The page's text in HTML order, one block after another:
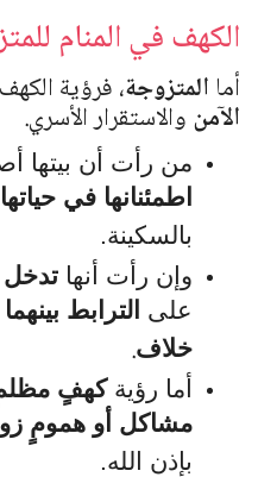
الكهف في المنام
أماالمتزوجة، فرؤية
الآمنوالاستقرار الأسري.
من رأت أن بيتها
اطمئنانها في
بالسكينة.
وإن رأت أنها تدخل
على الترابط
خلاف.
أما رؤيةكهفٍ
مشاكل أو همومٍ
بإذن الله.